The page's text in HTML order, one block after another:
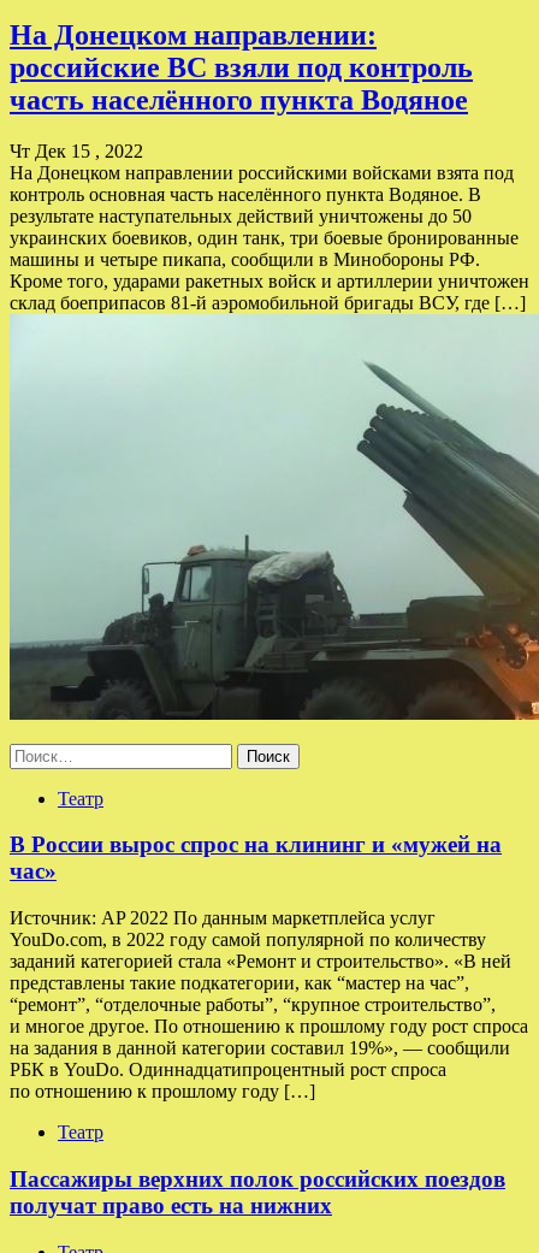
На Донецком направлении:
российские ВС взяли под контроль
часть населённого пункта Водяное
Чт Дек 15 , 2022
На Донецком направлении российскими войсками взята под
контроль основная часть населённого пункта Водяное. В
результате наступательных действий уничтожены до 50
украинских боевиков, один танк, три боевые бронированные
машины и четыре пикапа, сообщили в Минобороны РФ.
Кроме того, ударами ракетных войск и артиллерии уничтожен
склад боеприпасов 81-й аэромобильной бригады ВСУ, где […]
Найти:
Театр
В России вырос спрос на клининг и «мужей на
час»
Источник: AP 2022 По данным маркетплейса услуг
YouDo.com, в 2022 году самой популярной по количеству
заданий категорией стала «Ремонт и строительство». «В ней
представлены такие подкатегории, как “мастер на час”,
“ремонт”, “отделочные работы”, “крупное строительство”,
и многое другое. По отношению к прошлому году рост спроса
на задания в данной категории составил 19%», — сообщили
РБК в YouDo. Одиннадцатипроцентный рост спроса
по отношению к прошлому году […]
Театр
Пассажиры верхних полок российских поездов
получат право есть на нижних